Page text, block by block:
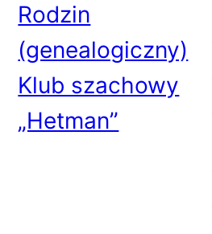
Rodzin
(genealogiczny)
Klub szachowy
„Hetman”